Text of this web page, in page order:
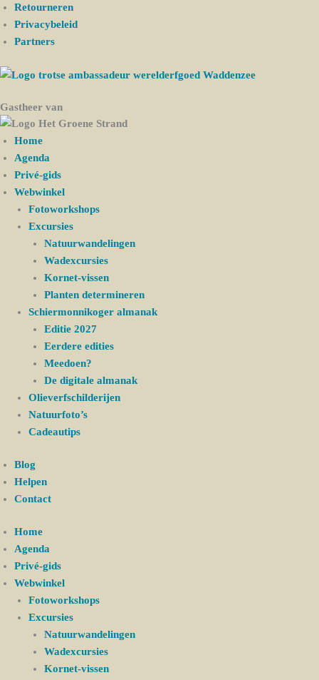
Retourneren
Privacybeleid
Partners
Gastheer van
Home
Agenda
Privé-gids
Webwinkel
Fotoworkshops
Excursies
Natuurwandelingen
Wadexcursies
Kornet-vissen
Planten determineren
Schiermonnikoger almanak
Editie 2027
Eerdere edities
Meedoen?
De digitale almanak
Olieverfschilderijen
Natuurfoto’s
Cadeautips
Blog
Helpen
Contact
Home
Agenda
Privé-gids
Webwinkel
Fotoworkshops
Excursies
Natuurwandelingen
Wadexcursies
Kornet-vissen